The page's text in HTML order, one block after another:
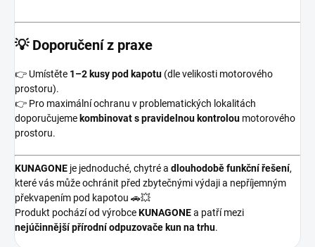
💡 Doporučení z praxe
👉 Umístěte 1–2 kusy pod kapotu (dle velikosti motorového
prostoru).
👉 Pro maximální ochranu v problematických lokalitách
doporučujeme kombinovat s pravidelnou kontrolou motorového
prostoru.
KUNAGONE je jednoduché, chytré a dlouhodobě funkční řešení,
které vás může ochránit před zbytečnými výdaji a nepříjemným
překvapením pod kapotou 🚗💥
Produkt pochází od výrobceKUNAGONEa patří mezi
nejúčinnější přírodní odpuzovače kun na trhu.